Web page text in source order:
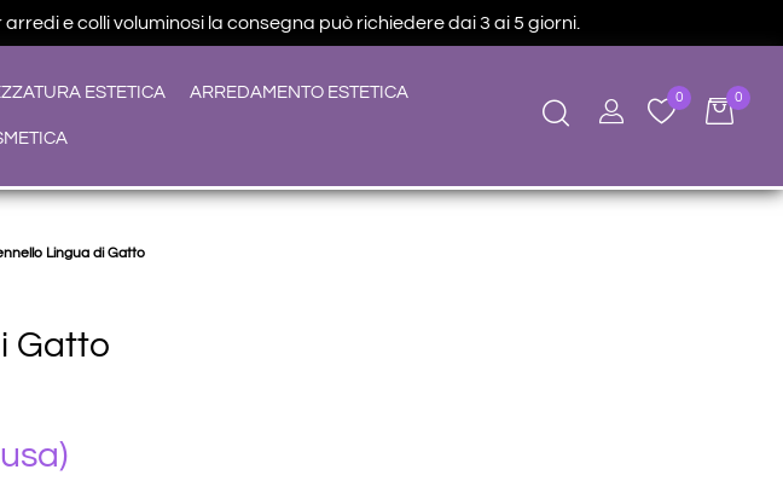
e colli voluminosi la consegna può richiedere dai 3 ai 5 giorni.
ESTETICA ARREDAMENTO ESTETICA 0 0
Lingua di Gatto
Gatto